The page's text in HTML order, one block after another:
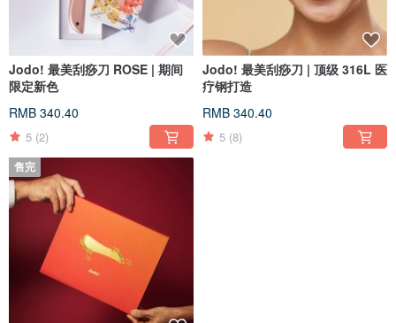
Jodo! 最美刮痧刀 ROSE | 期间
限定新色
RMB 340.40
5 (2)
Jodo! 最美刮痧刀 | 顶级 316L 医
疗钢打造
RMB 340.40
5 (8)
售完